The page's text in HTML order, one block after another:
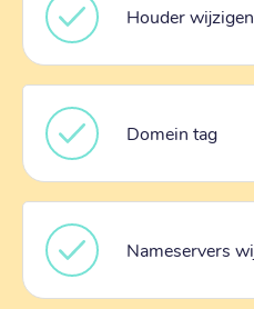
Houder wijzigen
Domein tag
Nameservers